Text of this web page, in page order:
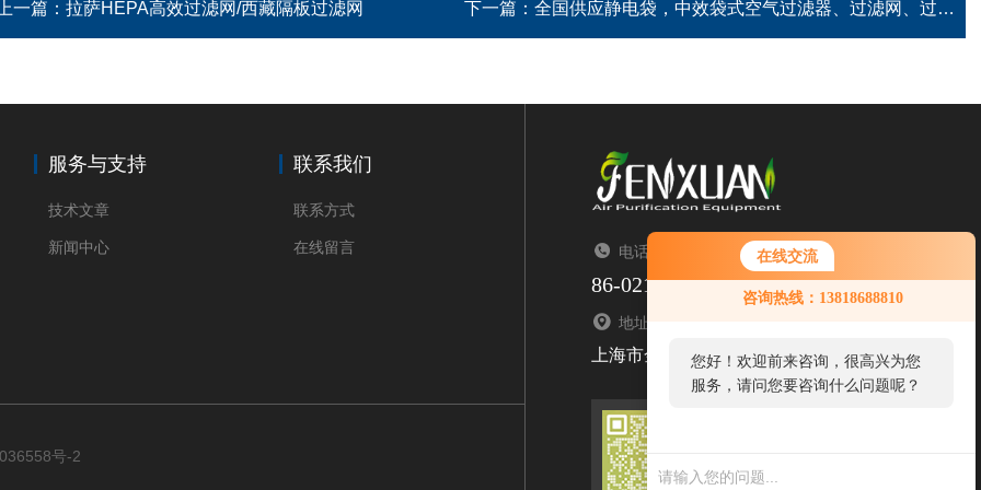
在线交流
咨询热线：13818688810
您好！欢迎前来咨询，很高兴为您
服务，请问您要咨询什么问题呢？
一篇： 拉萨HEPA高效过滤网/西藏隔板过滤网 下一篇： 全国供应静电袋，中效袋式空气过滤器、过滤网、过滤袋
服务与支持
技术文章
新闻中心
联系我们
联系方式
在线留言
号-2
电话：TEL
86-021-67676323
地址：ADDRESS
上海市金山区亭枫公路2299号1栋
扫码添加微信